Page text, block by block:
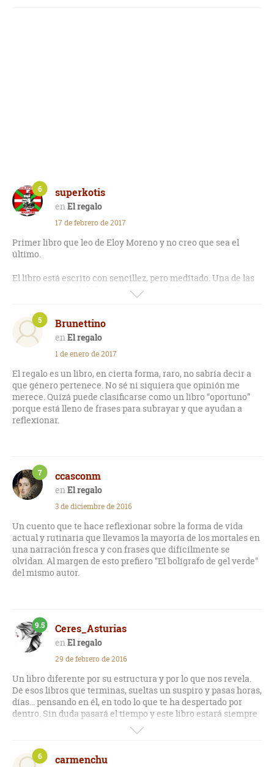
superkotis
El regalo
6
17 de febrero de 2017
Primer libro que leo de Eloy Moreno y no creo que sea el
último.
El libro está escrito con sencillez, pero meditado. Una de las
características del libro es el recurso de frases que tienes
ganas de subrayar e incluso memorizar.
En algunos momentos es libro es lírico, en otros caprichoso y
durante la mayor parte de lectura sencilla y rápida.
La historia que cuenta es una mera excusa para contar lo
que el autor quiere transmitir. Es como un cuento para
adultos.
Brunettino
El regalo
5
1 de enero de 2017
El regalo es un libro, en cierta forma, raro, no sabría decir a
que género pertenece. No sé ni siquiera que opinión me
merece. Quizá puede clasificarse como un libro “oportuno”
porque está lleno de frases para subrayar y que ayudan a
reflexionar.
ccasconm
El regalo
7
3 de diciembre de 2016
Un cuento que te hace reflexionar sobre la forma de vida
actual y rutinaria que llevamos la mayoría de los mortales en
una narración fresca y con frases que difícilmente se
olvidan. Al margen de esto prefiero "El bolígrafo de gel verde"
del mismo autor.
Ceres_Asturias
El regalo
9.5
29 de febrero de 2016
Un libro diferente por su estructura y por lo que nos revela.
De esos libros que terminas, sueltas un suspiro y pasas horas,
días... pensando en él, en todo lo que te ha despertado por
dentro. Sin duda pasará el tiempo y este libro estará siempre
Un libro que se lee sin complicaciones, las hojas pasan sin
darte cuenta. Siempre te deja con ganas de seguir.
carmenchu
6